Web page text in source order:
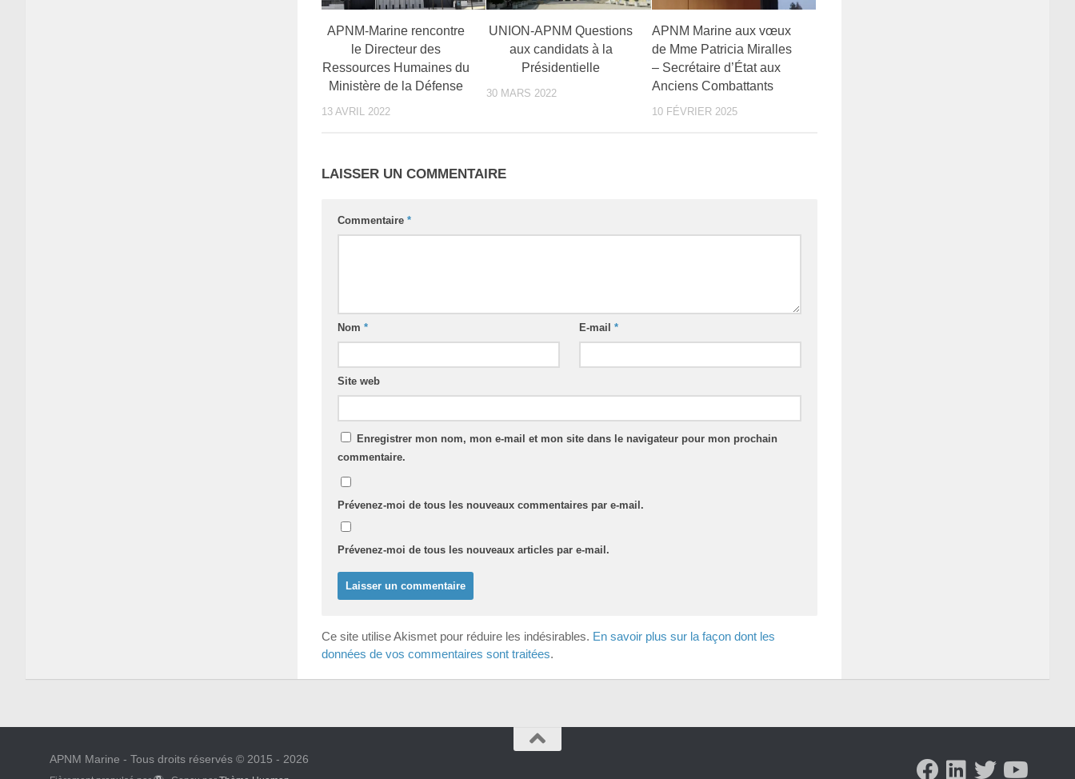
APNM-Marine rencontre
le Directeur des
Ressources Humaines du
Ministère de la Défense
13 AVRIL 2022
UNION-APNM Questions
aux candidats à la
Présidentielle
30 MARS 2022
APNM Marine aux vœux
de Mme Patricia Miralles
– Secrétaire d’État aux
Anciens Combattants
10 FÉVRIER 2025
LAISSER UN COMMENTAIRE
Commentaire *
Nom * E-mail *
Site web
Enregistrer mon nom, mon e-mail et mon site dans le navigateur pour mon prochain
commentaire.
Prévenez-moi de tous les nouveaux commentaires par e-mail.
Prévenez-moi de tous les nouveaux articles par e-mail.
Ce site utilise Akismet pour réduire les indésirables. En savoir plus sur la façon dont les
données de vos commentaires sont traitées.
APNM Marine - Tous droits réservés © 2015 - 2026